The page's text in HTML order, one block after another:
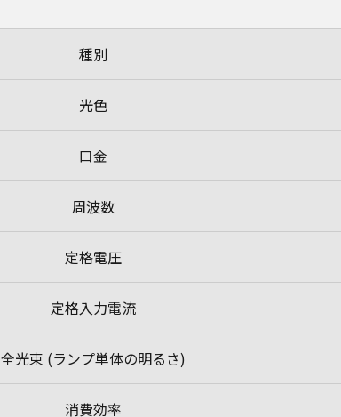
種別
光色
口金
周波数
定格電圧
定格入力電流
全光束 (ランプ単体の明るさ)
消費効率